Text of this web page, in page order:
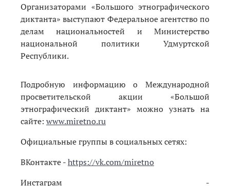
Организаторами «Большого этнографического
диктанта» выступают Федеральное агентство по
делам национальностей и Министерство
национальной политики Удмуртской
Республики.
Подробную информацию о Международной
просветительской акции «Большой
этнографический диктант» можно узнать на
сайте: www.miretno.ru
Официальные группыв социальных сетях:
ВКонтакте -https://vk.com/miretno
Инстаграм -